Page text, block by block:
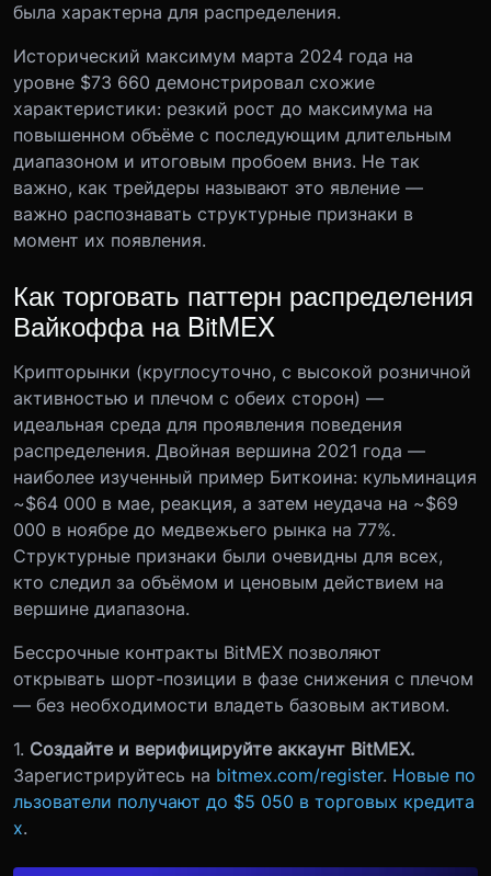
была характерна для распределения.
Исторический максимум марта 2024 года на
уровне $73 660 демонстрировал схожие
характеристики: резкий рост до максимума на
повышенном объёме с последующим длительным
диапазоном и итоговым пробоем вниз. Не так
важно, как трейдеры называют это явление —
важно распознавать структурные признаки в
момент их появления.
Как торговать паттерн распределения
Вайкоффа на BitMEX
Крипторынки (круглосуточно, с высокой розничной
активностью и плечом с обеих сторон) —
идеальная среда для проявления поведения
распределения. Двойная вершина 2021 года —
наиболее изученный пример Биткоина: кульминация
~$64 000 в мае, реакция, а затем неудача на ~$69
000 в ноябре до медвежьего рынка на 77%.
Структурные признаки были очевидны для всех,
кто следил за объёмом и ценовым действием на
вершине диапазона.
Бессрочные контракты BitMEX позволяют
открывать шорт-позиции в фазе снижения с плечом
— без необходимости владеть базовым активом.
1. Создайте и верифицируйте аккаунт BitMEX.
Зарегистрируйтесь на bitmex.com/register. Новые по
льзователи получают до $5 050 в торговых кредита
х.